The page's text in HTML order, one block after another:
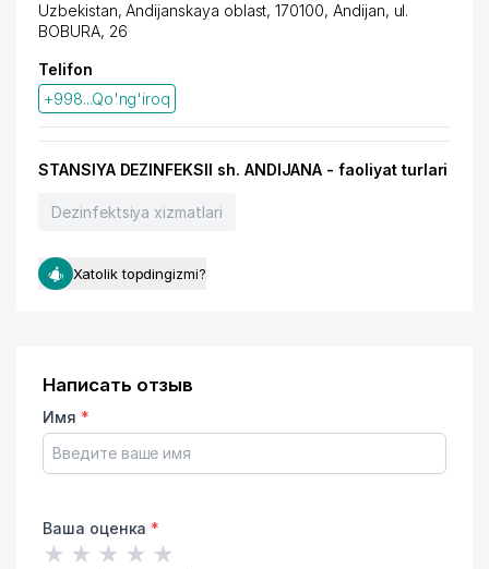
Uzbekistan, Andijanskaya oblast, 170100, Andijan, ul.
BOBURA, 26
Telifon
+998...Qo'ng'iroq
STANSIYA DEZINFEKSII sh. ANDIJANA - faoliyat turlari
Dezinfektsiya xizmatlari
Xatolik topdingizmi?
Написать отзыв
Имя *
Ваша оценка *
★ ★ ★ ★ ★